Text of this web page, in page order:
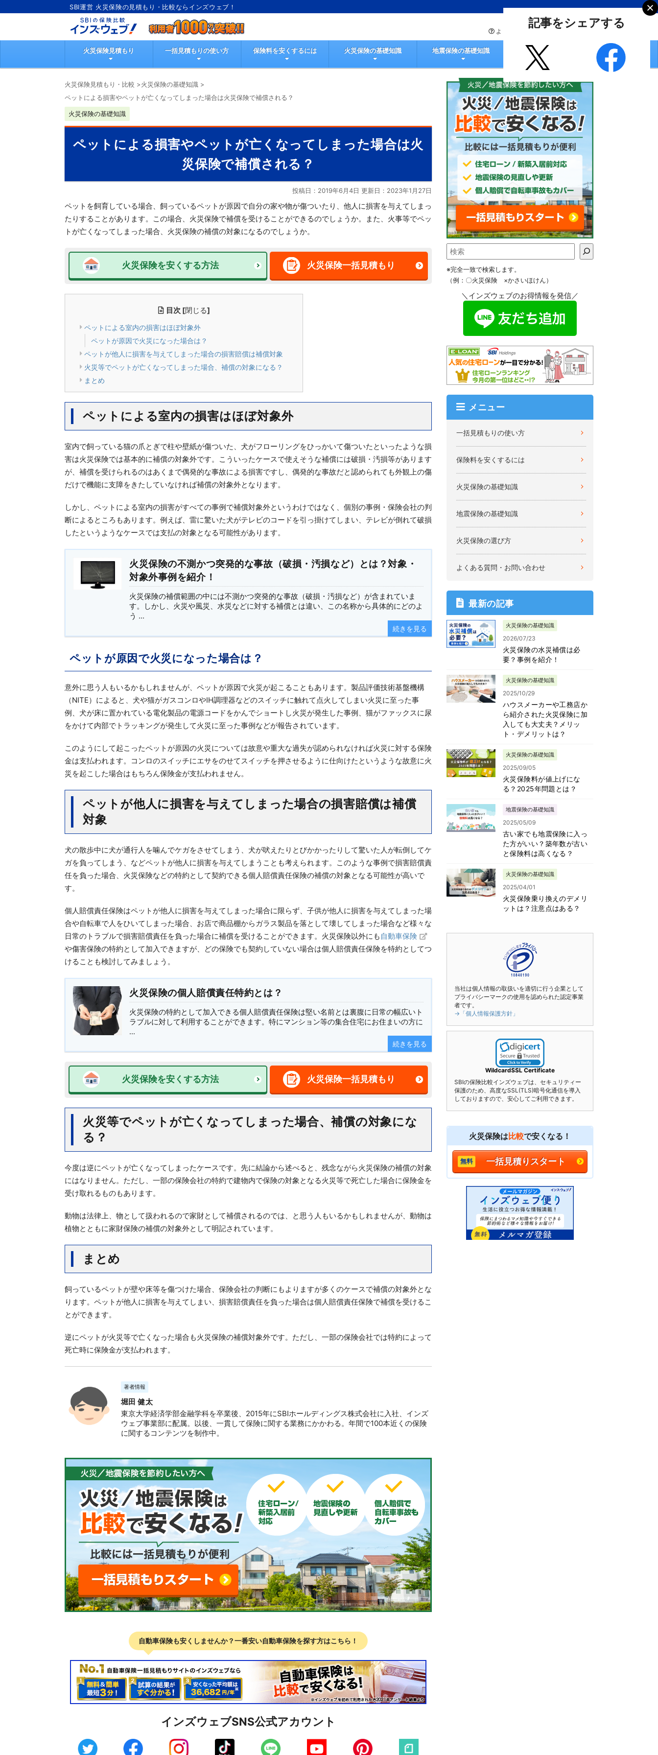
SBI運営 火災保険の見積もり・比較ならインズウェブ！
よくあるご質問 お問い合わせ
火災保険見積もり 一括見積もりの使い方 保険料を安くするには 火災保険の基礎知識 地震保険の基礎知識 火災保険の選び方
火災保険見積もり・比較 >火災保険の基礎知識 >
ペットによる損害やペットが亡くなってしまった場合は火災保険で補償される？
火災保険の基礎知識
ペットによる損害やペットが亡くなってしまった場合は火
災保険で補償される？
投稿日：2019年6月4日 更新日： 2023年1月27日
ペットを飼育している場合、飼っているペットが原因で自分の家や物が傷ついたり、他人に損害を与えてしまっ
たりすることがあります。この場合、火災保険で補償を受けることができるのでしょうか。また、火事等でペッ
トが亡くなってしまった場合、火災保険の補償の対象になるのでしょうか。
火災保険を安くする方法 火災保険一括見積もり
目次 [閉じる]
ペットによる室内の損害はほぼ対象外
ペットが原因で火災になった場合は？
ペットが他人に損害を与えてしまった場合の損害賠償は補償対象
火災等でペットが亡くなってしまった場合、補償の対象になる？
まとめ
ペットによる室内の損害はほぼ対象外
室内で飼っている猫の爪とぎで柱や壁紙が傷ついた、犬がフローリングをひっかいて傷ついたといったような損
害は火災保険では基本的に補償の対象外です。こういったケースで使えそうな補償には破損・汚損等があります
が、補償を受けられるのはあくまで偶発的な事故による損害ですし、偶発的な事故だと認められても外観上の傷
だけで機能に支障をきたしていなければ補償の対象外となります。
しかし、ペットによる室内の損害がすべての事例で補償対象外というわけではなく、個別の事例・保険会社の判
断によるところもあります。例えば、雷に驚いた犬がテレビのコードを引っ掛けてしまい、テレビが倒れて破損
したというようなケースでは支払の対象となる可能性があります。
火災保険の不測かつ突発的な事故（破損・汚損など）とは？対象・
対象外事例を紹介！
火災保険の補償範囲の中には不測かつ突発的な事故（破損・汚損など）が含まれていま
す。しかし、火災や風災、水災などに対する補償とは違い、この名称から具体的にどのよ
う ...
続きを見る
ペットが原因で火災になった場合は？
意外に思う人もいるかもしれませんが、ペットが原因で火災が起こることもあります。製品評価技術基盤機構
（NITE）によると、犬や猫がガスコンロやIH調理器などのスイッチに触れて点火してしまい火災に至った事
例、犬が床に置かれている電化製品の電源コードをかんでショートし火災が発生した事例、猫がファックスに尿
をかけて内部でトラッキングが発生して火災に至った事例などが報告されています。
このようにして起こったペットが原因の火災については故意や重大な過失が認められなければ火災に対する保険
金は支払われます。コンロのスイッチにエサをのせてスイッチを押させるように仕向けたというような故意に火
災を起こした場合はもちろん保険金が支払われません。
ペットが他人に損害を与えてしまった場合の損害賠償は補償
対象
犬の散歩中に犬が通行人を噛んでケガをさせてしまう、犬が吠えたりとびかかったりして驚いた人が転倒してケ
ガを負ってしまう、などペットが他人に損害を与えてしまうことも考えられます。このような事例で損害賠償責
任を負った場合、火災保険などの特約として契約できる個人賠償責任保険の補償の対象となる可能性が高いで
す。
個人賠償責任保険はペットが他人に損害を与えてしまった場合に限らず、子供が他人に損害を与えてしまった場
合や自転車で人をひいてしまった場合、お店で商品棚からガラス製品を落として壊してしまった場合など様々な
日常のトラブルで損害賠償責任を負った場合に補償を受けることができます。火災保険以外にも 自動車保険
や傷害保険の特約として加入できますが、どの保険でも契約していない場合は個人賠償責任保険を特約としてつ
けることも検討してみましょう。
火災保険の個人賠償責任特約とは？
火災保険の特約として加入できる個人賠償責任保険は堅い名前とは裏腹に日常の幅広いト
ラブルに対して利用することができます。特にマンション等の集合住宅にお住まいの方に
...
続きを見る
火災保険を安くする方法 火災保険一括見積もり
火災等でペットが亡くなってしまった場合、補償の対象にな
る？
今度は逆にペットが亡くなってしまったケースです。先に結論から述べると、残念ながら火災保険の補償の対象
にはなりません。ただし、一部の保険会社の特約で建物内で保険の対象となる火災等で死亡した場合に保険金を
受け取れるものもあります。
動物は法律上、物として扱われるので家財として補償されるのでは、と思う人もいるかもしれませんが、動物は
植物とともに家財保険の補償の対象外として明記されています。
まとめ
飼っているペットが壁や床等を傷つけた場合、保険会社の判断にもよりますが多くのケースで補償の対象外とな
ります。ペットが他人に損害を与えてしまい、損害賠償責任を負った場合は個人賠償責任保険で補償を受けるこ
とができます。
逆にペットが火災等で亡くなった場合も火災保険の補償対象外です。ただし、一部の保険会社では特約によって
死亡時に保険金が支払われます。
著者情報
堀田 健太
東京大学経済学部金融学科を卒業後、2015年にSBIホールディングス株式会社に入社、インズ
ウェブ事業部に配属。以後、一貫して保険に関する業務にかかわる。年間で100本近くの保険
に関するコンテンツを制作中。
自動車保険も安くしませんか？一番安い自動車保険を探す方はこちら！
インズウェブSNS公式アカウント
※完全一致で検索します。
（例：〇火災保険 ×かさいほけん）
＼インズウェブのお得情報を発信／
メニュー
一括見積もりの使い方
保険料を安くするには
火災保険の基礎知識
地震保険の基礎知識
火災保険の選び方
よくある質問・お問い合わせ
最新の記事
火災保険の基礎知識
2026/07/23
火災保険の水災補償は必
要？事例を紹介！
火災保険の基礎知識
2025/10/29
ハウスメーカーや工務店か
ら紹介された火災保険に加
入しても大丈夫？メリッ
ト・デメリットは？
火災保険の基礎知識
2025/09/05
火災保険料が値上げにな
る？2025年問題とは？
地震保険の基礎知識
2025/05/09
古い家でも地震保険に入っ
た方がいい？築年数が古い
と保険料は高くなる？
火災保険の基礎知識
2025/04/01
火災保険乗り換えのデメリ
ットは？注意点はある？
当社は個人情報の取扱いを適切に行う企業として
プライバシーマークの使用を認められた認定事業
者です。
→「個人情報保護方針」
WildcardSSL Certificate
SBIの保険比較インズウェブは、セキュリティー
保護のため、高度なSSL(TLS)暗号化通信を導入
しておりますので、安心してご利用できます。
火災保険は比較で安くなる！
一括見積りスタート
記事をシェアする